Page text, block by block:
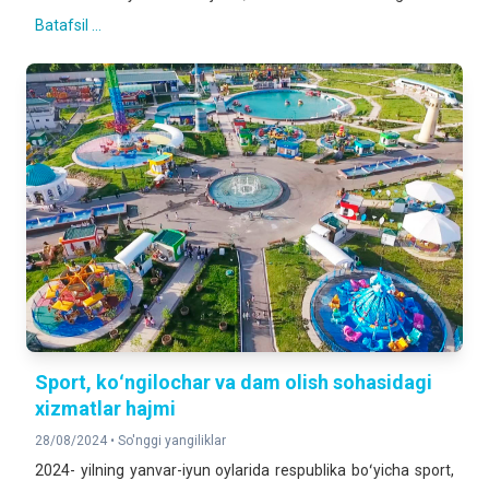
Batafsil ...
Sport, koʻngilochar va dam olish sohasidagi
xizmatlar hajmi
28/08/2024 • So'nggi yangiliklar
2024- yilning yanvar-iyun oylarida respublika boʻyicha sport,